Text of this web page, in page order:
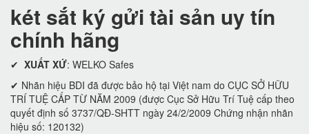
két sắt ký gửi tài sản uy tín
chính hãng
✔ XUẤT XỨ: WELKO Safes
✔ Nhãn hiệu BDI đã được bảo hộ tại Việt nam do CỤC SỞ HỮU
TRÍ TUỆ CẤP TỪ NĂM 2009 (được Cục Sở Hữu Trí Tuệ cấp theo
quyết định số 3737/QĐ-SHTT ngày 24/2/2009 Chứng nhận nhãn
hiệu số: 120132)